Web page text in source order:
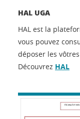
HAL UGA
HAL est la
vous pouvez
déposer les
Découvrez HAL